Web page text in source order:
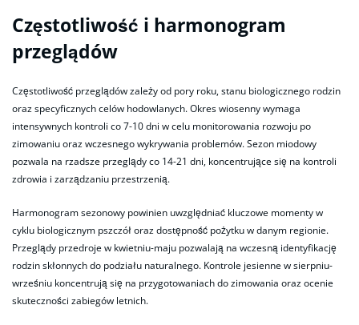
Częstotliwość i harmonogram
przeglądów
Częstotliwość przeglądów zależy od pory roku, stanu biologicznego rodzin
oraz specyficznych celów hodowlanych. Okres wiosenny wymaga
intensywnych kontroli co 7-10 dni w celu monitorowania rozwoju po
zimowaniu oraz wczesnego wykrywania problemów. Sezon miodowy
pozwala na rzadsze przeglądy co 14-21 dni, koncentrujące się na kontroli
zdrowia i zarządzaniu przestrzenią.
Harmonogram sezonowy powinien uwzględniać kluczowe momenty w
cyklu biologicznym pszczół oraz dostępność pożytku w danym regionie.
Przeglądy przedroje w kwietniu-maju pozwalają na wczesną identyfikację
rodzin skłonnych do podziału naturalnego. Kontrole jesienne w sierpniu-
wrześniu koncentrują się na przygotowaniach do zimowania oraz ocenie
skuteczności zabiegów letnich.